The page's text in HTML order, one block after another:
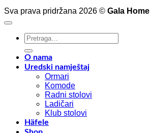
Sva prava pridržana 2026 © Gala Home
Pretraži:
O nama
Uredski namještaj
Ormari
Komode
Radni stolovi
Ladičari
Klub stolovi
Häfele